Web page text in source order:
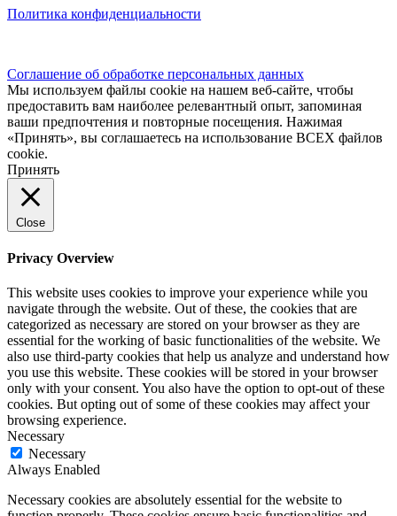
Политика конфиденциальности
Соглашение об обработке персональных данных
Мы используем файлы cookie на нашем веб-сайте, чтобы
предоставить вам наиболее релевантный опыт, запоминая
ваши предпочтения и повторные посещения. Нажимая
«Принять», вы соглашаетесь на использование ВСЕХ файлов
cookie.
Принять
Close
Privacy Overview
This website uses cookies to improve your experience while you
navigate through the website. Out of these, the cookies that are
categorized as necessary are stored on your browser as they are
essential for the working of basic functionalities of the website. We
also use third-party cookies that help us analyze and understand how
you use this website. These cookies will be stored in your browser
only with your consent. You also have the option to opt-out of these
cookies. But opting out of some of these cookies may affect your
browsing experience.
Necessary
Necessary
Always Enabled
Necessary cookies are absolutely essential for the website to